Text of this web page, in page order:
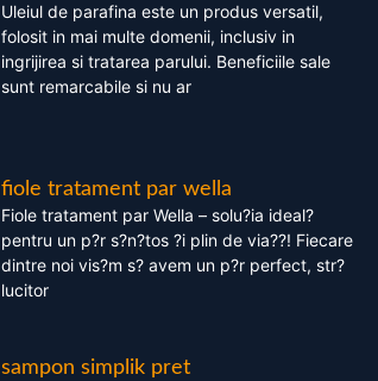
Uleiul de parafina este un produs versatil,
folosit in mai multe domenii, inclusiv in
ingrijirea si tratarea parului. Beneficiile sale
sunt remarcabile si nu ar
fiole tratament par wella
Fiole tratament par Wella – solu?ia ideal?
pentru un p?r s?n?tos ?i plin de via??! Fiecare
dintre noi vis?m s? avem un p?r perfect, str?
lucitor
sampon simplik pret